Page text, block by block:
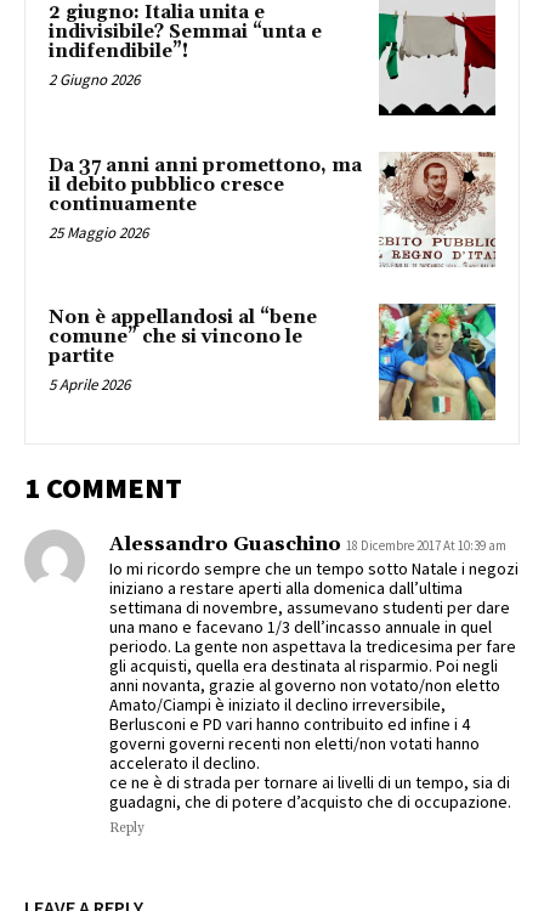
2 giugno: Italia unita e
indivisibile? Semmai “unta e
indifendibile”!
2 Giugno 2026
Da 37 anni anni promettono, ma
il debito pubblico cresce
continuamente
25 Maggio 2026
Non è appellandosi al “bene
comune” che si vincono le
partite
5 Aprile 2026
1 COMMENT
Alessandro Guaschino 18 Dicembre 2017 At 10:39 am
Io mi ricordo sempre che un tempo sotto Natale i negozi
iniziano a restare aperti alla domenica dall’ultima
settimana di novembre, assumevano studenti per dare
una mano e facevano 1/3 dell’incasso annuale in quel
periodo. La gente non aspettava la tredicesima per fare
gli acquisti, quella era destinata al risparmio. Poi negli
anni novanta, grazie al governo non votato/non eletto
Amato/Ciampi è iniziato il declino irreversibile,
Berlusconi e PD vari hanno contribuito ed infine i 4
governi governi recenti non eletti/non votati hanno
accelerato il declino.
ce ne è di strada per tornare ai livelli di un tempo, sia di
guadagni, che di potere d’acquisto che di occupazione.
Reply